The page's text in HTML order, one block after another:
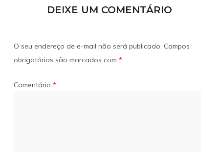
DEIXE UM COMENTÁRIO
O seu endereço de e-mail não será publicado. Campos
obrigatórios são marcados com *
Comentário *